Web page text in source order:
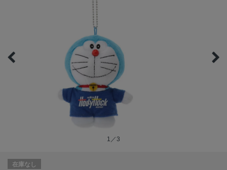
1／3
在庫なし